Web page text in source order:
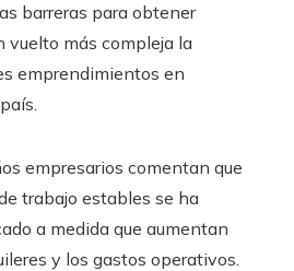
barreras para obtener
más compleja la
emprendimientos en
empresarios comentan que
trabajo estables se ha
a medida que aumentan
y los gastos operativos.